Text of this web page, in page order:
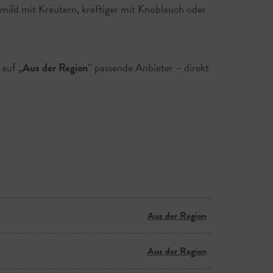
mit Kräutern, kräftiger mit Knoblauch oder
„Aus der Region“ passende Anbieter – direkt
Aus der Region
Aus der Region